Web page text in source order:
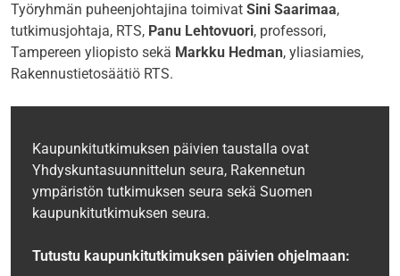
Työryhmän puheenjohtajina toimivat Sini Saarimaa,
tutkimusjohtaja, RTS, Panu Lehtovuori, professori,
Tampereen yliopisto sekä Markku Hedman, yliasiamies,
Rakennustietosäätiö RTS.
Kaupunkitutkimuksen päivien taustalla ovat
Yhdyskuntasuunnittelun seura, Rakennetun
ympäristön tutkimuksen seura sekä Suomen
kaupunkitutkimuksen seura.
Tutustu kaupunkitutkimuksen päivien ohjelmaan: